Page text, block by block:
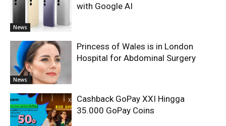
News
with Google AI
News
Princess of Wales is in London
Hospital for Abdominal Surgery
Cashback GoPay XXI Hingga
35.000 GoPay Coins